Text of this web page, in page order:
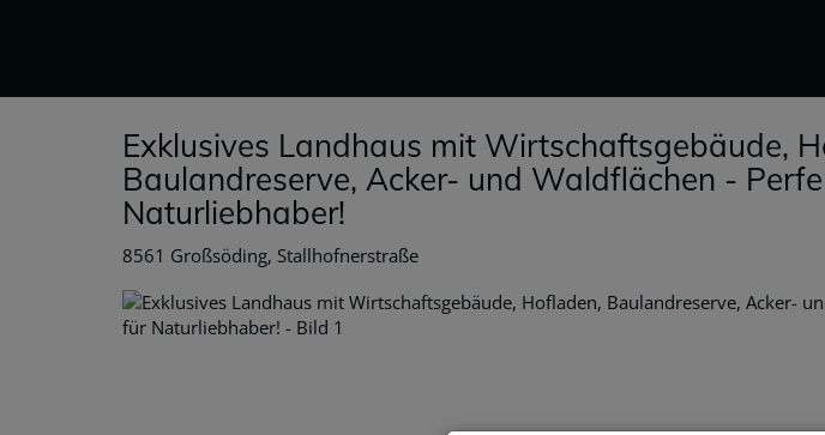
Exklusives Landhaus mit Wirtschaftsgebäude,
Baulandreserve, Acker- und Waldflächen -
Naturliebhaber!
8561 Großsöding, Stallhofnerstraße